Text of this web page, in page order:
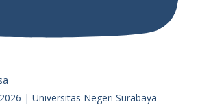
| Universitas Negeri Surabaya